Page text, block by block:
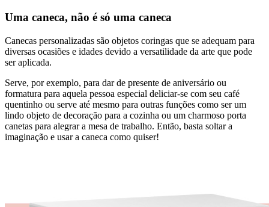
Uma caneca, não é só uma caneca
Canecas personalizadas são objetos coringas que se adequam para
diversas ocasiões e idades devido a versatilidade da arte que pode
ser aplicada.
Serve, por exemplo, para dar de presente de aniversário ou
formatura para aquela pessoa especial deliciar-se com seu café
quentinho ou serve até mesmo para outras funções como ser um
lindo objeto de decoração para a cozinha ou um charmoso porta
canetas para alegrar a mesa de trabalho. Então, basta soltar a
imaginação e usar a caneca como quiser!